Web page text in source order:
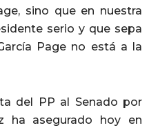
sino que en nuestra
serio y que sepa
Page no está a la
del PP al Senado por
ha asegurado hoy en